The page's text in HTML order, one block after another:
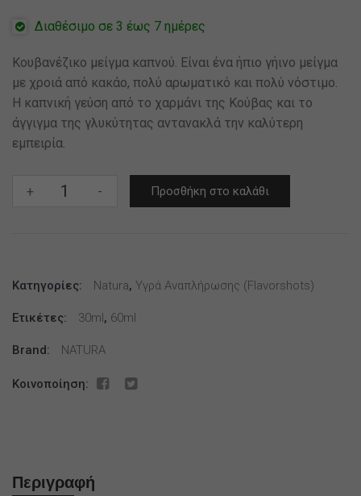
Διαθέσιμο σε 3 έως 7 ημέρες
Κουβανέζικο μείγμα καπνού. Είναι ένα ήπιο γήινο μείγμα
με χροιά από κακάο, πολύ αρωματικό και πολύ νόστιμο.
Η καπνική γεύση από το χαρμάνι της Κούβας και το
άγγιγμα της γλυκύτητας αντανακλά την καλύτερη
εμπειρία.
+
BY
*
*
ποσότητα
- Προσθήκη στο καλάθι
Κατηγορίες: Natura, Υγρά Αναπλήρωσης (flavorshots)
Ετικέτες: 30ml, 60ml
Brand: NATURA
Κοινοποίηση:
Περιγραφή